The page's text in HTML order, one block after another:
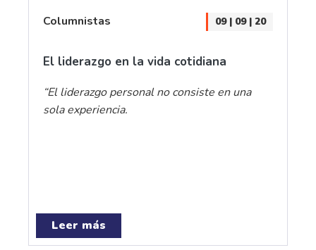
Columnistas 09 | 09 | 20
El liderazgo en la vida cotidiana
“El liderazgo personal no consiste en una
sola experiencia.
Leer más